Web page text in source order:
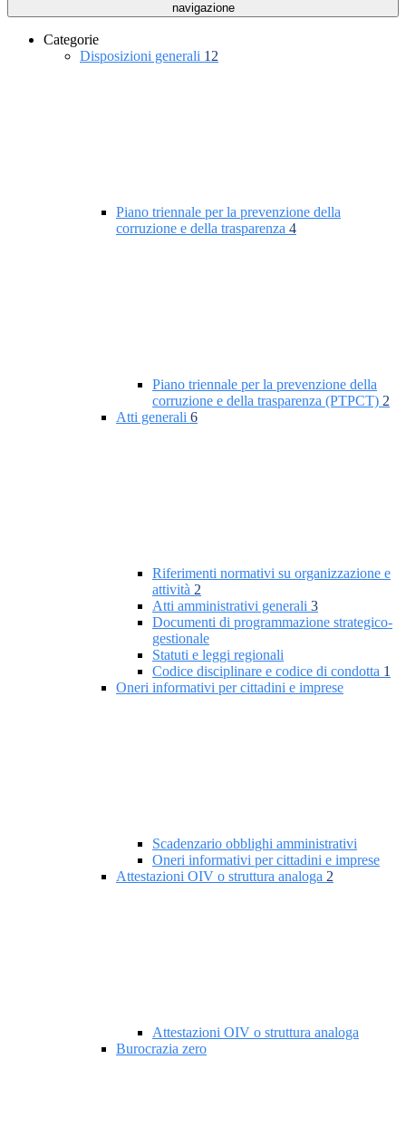
navigazione
Categorie
Disposizioni generali 12
Piano triennale per la prevenzione della
corruzione e della trasparenza 4
Piano triennale per la prevenzione della
corruzione e della trasparenza (PTPCT) 2
Atti generali 6
Riferimenti normativi su organizzazione e
attività 2
Atti amministrativi generali 3
Documenti di programmazione strategico-
gestionale
Statuti e leggi regionali
Codice disciplinare e codice di condotta 1
Oneri informativi per cittadini e imprese
Scadenzario obblighi amministrativi
Oneri informativi per cittadini e imprese
Attestazioni OIV o struttura analoga 2
Attestazioni OIV o struttura analoga
Burocrazia zero